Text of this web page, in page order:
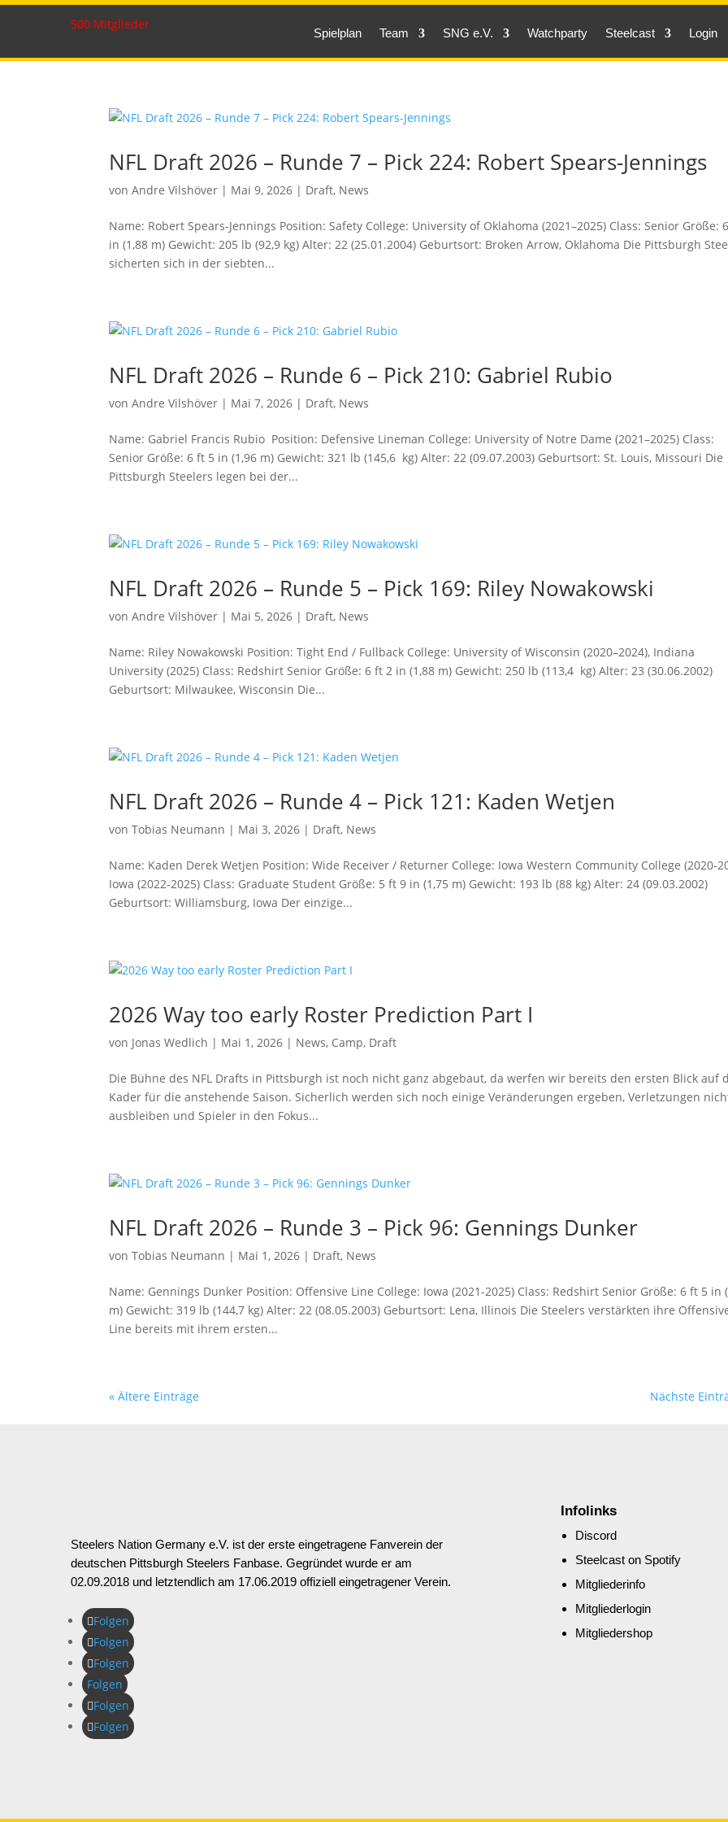
500 Mitglieder
Spielplan Team SNG e.V. Watchparty Steelcast Login
NFL Draft 2026 – Runde 7 – Pick 224: Robert Spears-Jennings
vonAndre Vilshöver | Mai 9, 2026 | Draft, News
Name: Robert Spears-Jennings Position: Safety College: University of Oklahoma (2021–2025) Class: Senior Größe:
in (1,88 m) Gewicht: 205 lb (92,9 kg) Alter: 22 (25.01.2004) Geburtsort: Broken Arrow, Oklahoma Die Pittsburgh
sicherten sich in der siebten...
NFL Draft 2026 – Runde 6 – Pick 210: Gabriel Rubio
vonAndre Vilshöver | Mai 7, 2026 | Draft, News
Name: Gabriel Francis Rubio Position: Defensive Lineman College: University of Notre Dame (2021–2025) Class:
Senior Größe: 6 ft 5 in (1,96 m) Gewicht: 321 lb (145,6 kg) Alter: 22 (09.07.2003) Geburtsort: St. Louis, Missouri Die
Pittsburgh Steelers legen bei der...
NFL Draft 2026 – Runde 5 – Pick 169: Riley Nowakowski
vonAndre Vilshöver | Mai 5, 2026 | Draft, News
Name: Riley Nowakowski Position: Tight End / Fullback College: University of Wisconsin (2020–2024), Indiana
University (2025) Class: Redshirt Senior Größe: 6 ft 2 in (1,88 m) Gewicht: 250 lb (113,4 kg) Alter: 23 (30.06.2002)
Geburtsort: Milwaukee, Wisconsin Die...
NFL Draft 2026 – Runde 4 – Pick 121: Kaden Wetjen
vonTobias Neumann | Mai 3, 2026 | Draft, News
Name: Kaden Derek Wetjen Position: Wide Receiver / Returner College: Iowa Western Community College (2020-
Iowa (2022-2025) Class: Graduate Student Größe: 5 ft 9 in (1,75 m) Gewicht: 193 lb (88 kg) Alter: 24 (09.03.2002)
Geburtsort: Williamsburg, Iowa Der einzige...
2026 Way too early Roster Prediction Part I
von Jonas Wedlich | Mai 1, 2026 | News, Camp, Draft
Die Bühne des NFL Drafts in Pittsburgh ist noch nicht ganz abgebaut, da werfen wir bereits den ersten Blick auf
Kader für die anstehende Saison. Sicherlich werden sich noch einige Veränderungen ergeben, Verletzungen
ausbleiben und Spieler in den Fokus...
NFL Draft 2026 – Runde 3 – Pick 96: Gennings Dunker
vonTobias Neumann | Mai 1, 2026 | Draft, News
Name: Gennings Dunker Position: Offensive Line College: Iowa (2021-2025) Class: Redshirt Senior Größe: 6 ft 5 in
m) Gewicht: 319 lb (144,7 kg) Alter: 22 (08.05.2003) Geburtsort: Lena, Illinois Die Steelers verstärkten ihre
Line bereits mit ihrem ersten...
« Ältere Einträge Nächste
Steelers Nation Germany e.V. ist der erste eingetragene Fanverein der
deutschen Pittsburgh Steelers Fanbase. Gegründet wurde er am
02.09.2018 und letztendlich am 17.06.2019 offiziell eingetragener Verein.
Folgen
Folgen
Folgen
Folgen
Folgen
Folgen
Infolinks
Discord
Steelcast on Spotify
Mitgliederinfo
Mitgliederlogin
Mitgliedershop